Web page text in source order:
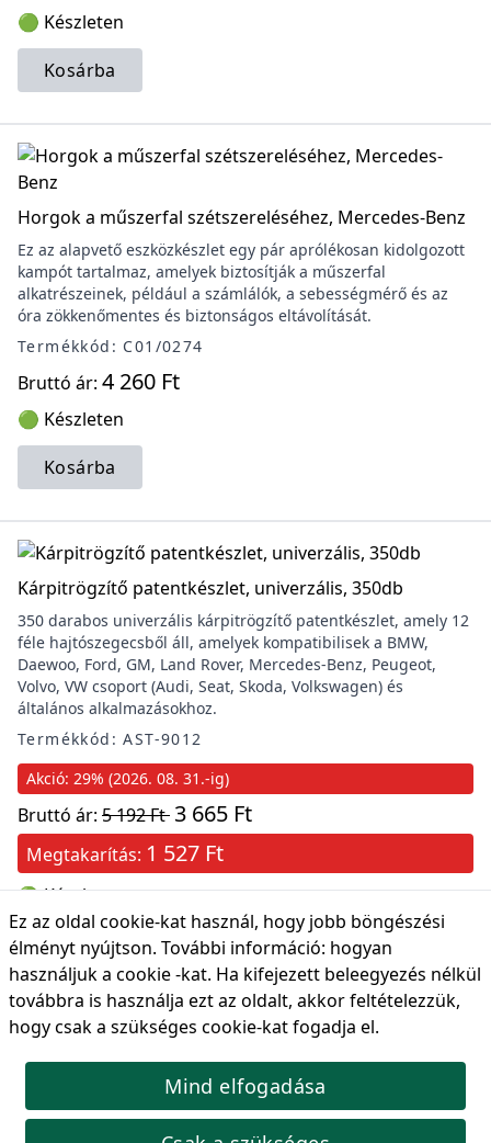
🟢 Készleten
Kosárba
Horgok a műszerfal szétszereléséhez, Mercedes-Benz
Ez az alapvető eszközkészlet egy pár aprólékosan kidolgozott
kampót tartalmaz, amelyek biztosítják a műszerfal
alkatrészeinek, például a számlálók, a sebességmérő és az
óra zökkenőmentes és biztonságos eltávolítását.
Termékkód: C01/0274
Bruttó ár: 4 260 Ft
🟢 Készleten
Kosárba
Kárpitrögzítő patentkészlet, univerzális, 350db
350 darabos univerzális kárpitrögzítő patentkészlet, amely 12
féle hajtószegecsből áll, amelyek kompatibilisek a BMW,
Daewoo, Ford, GM, Land Rover, Mercedes-Benz, Peugeot,
Volvo, VW csoport (Audi, Seat, Skoda, Volkswagen) és
általános alkalmazásokhoz.
Termékkód: AST-9012
Akció: 29% (2026. 08. 31.-ig)
Bruttó ár: 5 192 Ft3 665 Ft
Megtakarítás: 1 527 Ft
🟢 Készleten
Kosárba
Horog / kampó készlet műszerfalhoz,Mercedes, 2db
Ezt a szerszámkészletet kifejezetten a műszeregység precíz
eltávolítására tervezték a Mercedes Benz járművek
Ez az oldal cookie-kat használ, hogy jobb böngészési
élményt nyújtson. További információ: hogyan
használjuk a cookie -kat. Ha kifejezett beleegyezés nélkül
továbbra is használja ezt az oldalt, akkor feltételezzük,
hogy csak a szükséges cookie-kat fogadja el.
Mind elfogadása